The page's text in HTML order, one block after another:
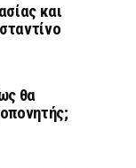
και
θα